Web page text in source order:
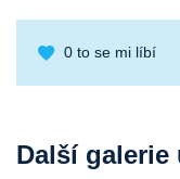
0 to se mi líbí
Další galerie